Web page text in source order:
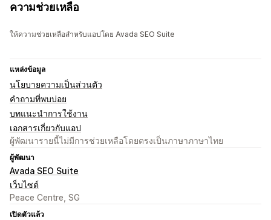
ความช่วยเหลือ
ให้ความช่วยเหลือสำหรับแอปโดย Avada SEO Suite
แหล่งข้อมูล
นโยบายความเป็นส่วนตัว
คำถามที่พบบ่อย
บทแนะนำการใช้งาน
เอกสารเกี่ยวกับแอป
ผู้พัฒนารายนี้ไม่มีการช่วยเหลือโดยตรงเป็นภาษาภาษาไทย
ผู้พัฒนา
Avada SEO Suite
เว็บไซต์
Peace Centre, SG
เปิดตัวแล้ว